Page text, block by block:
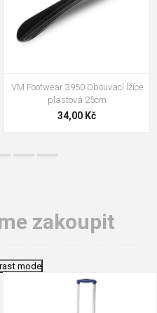
VM Footwear 3102 Tkaničky
ploché
18,70 Kč
zakoupit
mode